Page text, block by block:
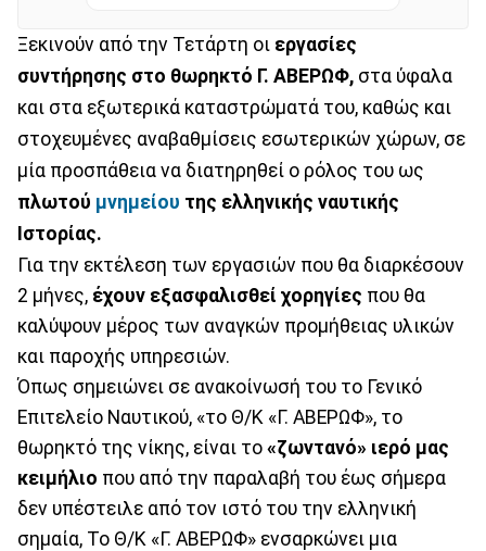
Ξεκινούν από την Τετάρτη οι εργασίες
συντήρησης στο θωρηκτό Γ. ΑΒΕΡΩΦ, στα ύφαλα
και στα εξωτερικά καταστρώματά του, καθώς και
στοχευμένες αναβαθμίσεις εσωτερικών χώρων, σε
μία προσπάθεια να διατηρηθεί ο ρόλος του ως
πλωτού μνημείου της ελληνικής ναυτικής
Ιστορίας.
Για την εκτέλεση των εργασιών που θα διαρκέσουν
2 μήνες, έχουν εξασφαλισθεί χορηγίες που θα
καλύψουν μέρος των αναγκών προμήθειας υλικών
και παροχής υπηρεσιών.
Όπως σημειώνει σε ανακοίνωσή του το Γενικό
Επιτελείο Ναυτικού, «το Θ/Κ «Γ. ΑΒΕΡΩΦ», το
θωρηκτό της νίκης, είναι το «ζωντανό» ιερό μας
κειμήλιο που από την παραλαβή του έως σήμερα
δεν υπέστειλε από τον ιστό του την ελληνική
σημαία, Το Θ/Κ «Γ. ΑΒΕΡΩΦ» ενσαρκώνει μια